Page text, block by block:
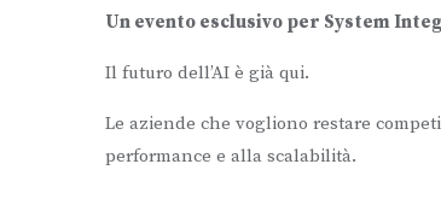
Un evento esclusivo per System
Il futuro dell’AI è già qui.
Le aziende che vogliono restare
performance e alla scalabilità.